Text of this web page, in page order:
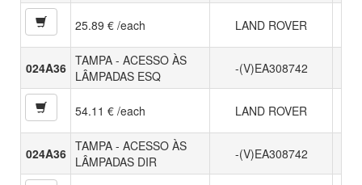
25.89 € /each LAND ROVER
024A36 TAMPA - ACESSO ÀS
LÂMPADAS ESQ
-(V)EA308742
54.11 € /each LAND ROVER
024A36 TAMPA - ACESSO ÀS
LÂMPADAS DIR
-(V)EA308742